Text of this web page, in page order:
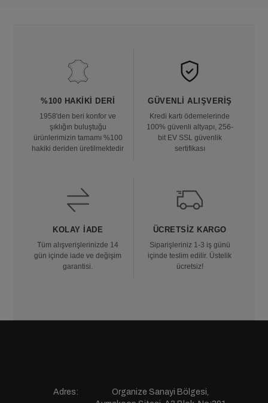
%100 HAKIKI DERI
1958'den beri konfor ve
şıklığın buluştuğu
ürünlerimizin tamamı %100
hakiki deriden üretilmektedir
GÜVENLI ALIŞVERIŞ
Kredi kartı ödemelerinde
100% güvenli altyapı, 256-
bit EV SSL güvenlik
sertifikası
KOLAY İADE
Tüm alışverişlerinizde 14
gün içinde iade ve değişim
garantisi.
ÜCRETSIZ KARGO
Siparişleriniz 1-3 iş günü
içinde teslim edilir. Üstelik
ücretsiz!
Adres:
Organize Sanayi Bölgesi,